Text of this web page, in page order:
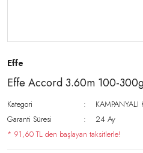
Effe
Effe Accord 3.60m 100-300g
Kategori
KAMPANYALI
Garanti Süresi
24 Ay
* 91,60 TL den başlayan taksitlerle!